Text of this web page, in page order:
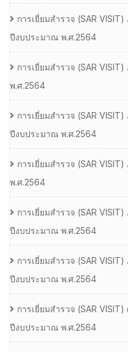
การเยี่ยมสํารวจ (SAR
ปีงบประมาณ พ.ศ.2564
การเยี่ยมสํารวจ (SAR
พ.ศ.2564
การเยี่ยมสํารวจ (SAR
ปีงบประมาณ พ.ศ.2564
การเยี่ยมสํารวจ (SAR
พ.ศ.2564
การเยี่ยมสํารวจ (SAR
ปีงบประมาณ พ.ศ.2564
การเยี่ยมสํารวจ (SAR
ปีงบประมาณ พ.ศ.2564
การเยี่ยมสํารวจ (SAR
ปีงบประมาณ พ.ศ.2564